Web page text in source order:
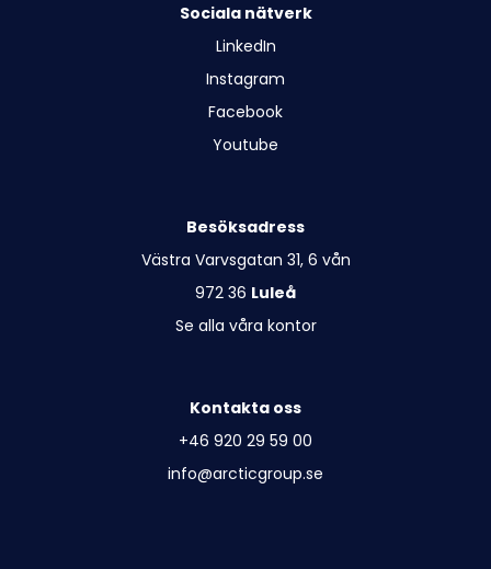
Sociala nätverk
LinkedIn
Instagram
Facebook
Youtube
Besöksadress
Västra Varvsgatan 31, 6 vån
972 36 Luleå
Se alla våra kontor
Kontakta oss
+46 920 29 59 00
info@arcticgroup.se